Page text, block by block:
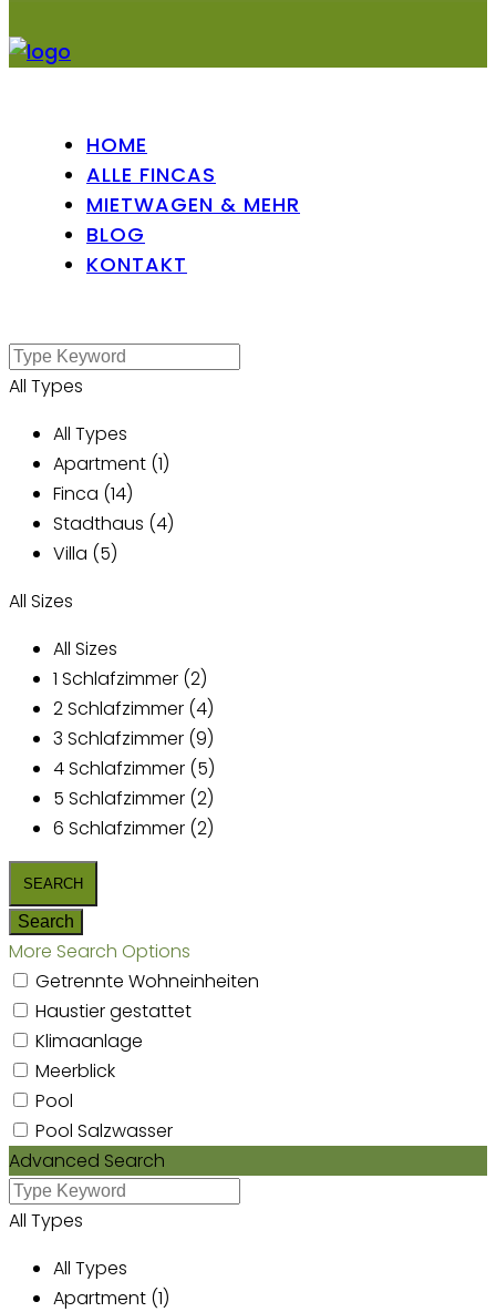
HOME
ALLE FINCAS
MIETWAGEN & MEHR
BLOG
KONTAKT
All Types
All Types
Apartment (1)
Finca (14)
Stadthaus (4)
Villa (5)
All Sizes
All Sizes
1 Schlafzimmer (2)
2 Schlafzimmer (4)
3 Schlafzimmer (9)
4 Schlafzimmer (5)
5 Schlafzimmer (2)
6 Schlafzimmer (2)
More Search Options
Getrennte Wohneinheiten
Haustier gestattet
Klimaanlage
Meerblick
Pool
Pool Salzwasser
Advanced Search
All Types
All Types
Apartment (1)